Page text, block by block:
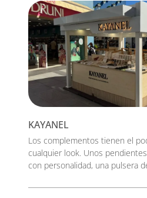
KAYANEL
Los complementos tienen el
cualquier look. Unos
con personalidad, una pulsera